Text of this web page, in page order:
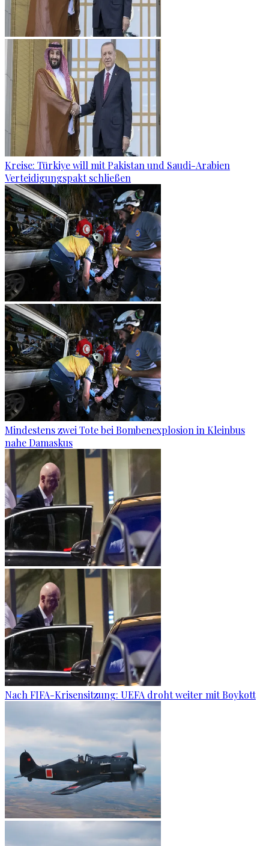
Kreise: Türkiye will mit Pakistan und Saudi-Arabien
Verteidigungspakt schließen
Mindestens zwei Tote bei Bombenexplosion in Kleinbus
nahe Damaskus
Nach FIFA-Krisensitzung: UEFA droht weiter mit Boykott